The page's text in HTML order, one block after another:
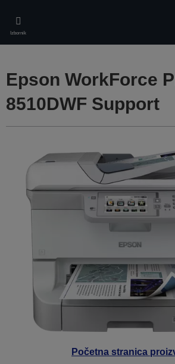
main
content
Izbornik
Početna stranica
Epson WorkForce
8510DWF Support